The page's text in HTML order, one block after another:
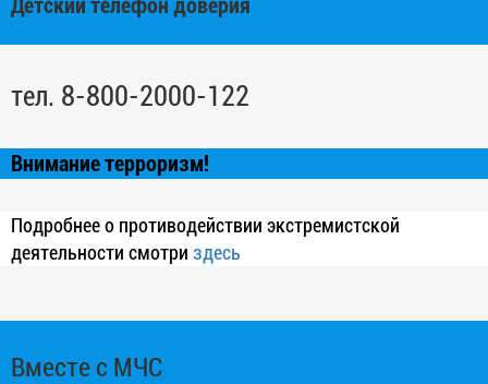
Детский телефон доверия
тел. 8-800-2000-122
Внимание терроризм!
Подробнее о противодействии экстремистской
деятельности смотри здесь
Вместе с МЧС